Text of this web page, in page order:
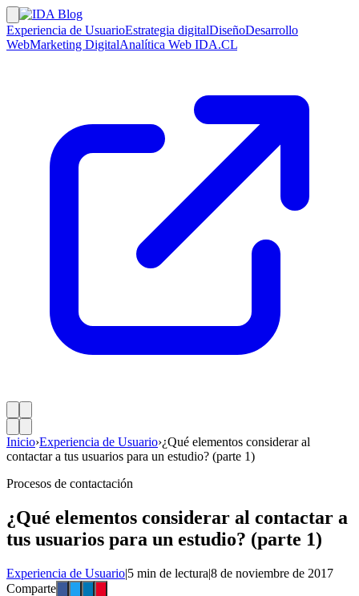
Experiencia de UsuarioEstrategia digitalDiseñoDesarrollo
WebMarketing DigitalAnalítica Web IDA.CL
Inicio›Experiencia de Usuario›¿Qué elementos considerar al
contactar a tus usuarios para un estudio? (parte 1)
Procesos de contactación
¿Qué elementos considerar al contactar a
tus usuarios para un estudio? (parte 1)
Experiencia de Usuario|5 min de lectura|8 de noviembre de 2017
Comparte